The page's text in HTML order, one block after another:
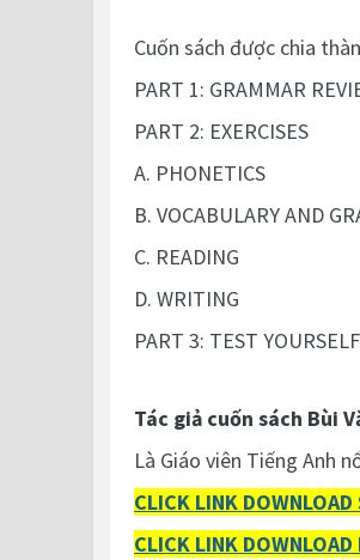
Cuốn sách được chia
PART 1: GRAMMAR
PART 2: EXERCISES
A. PHONETICS
B. VOCABULARY AND
C. READING
D. WRITING
PART 3: TEST YOURSELF
Tác giả cuốn sách Bùi
Là Giáo viên Tiếng Anh
CLICK LINK
CLICK LINK